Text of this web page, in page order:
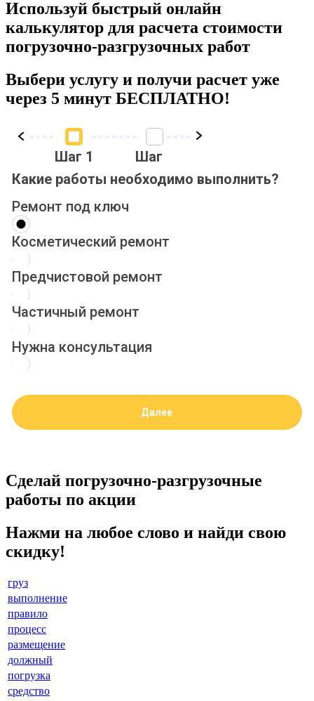
Используй быстрый онлайн
калькулятор для расчета стоимости
погрузочно-разгрузочных работ
Выбери услугу и получи расчет уже
через 5 минут БЕСПЛАТНО!
Шаг 1 Шаг 2
Какие работы необходимо выполнить?
Ремонт под ключ
Косметический ремонт
Предчистовой ремонт
Частичный ремонт
Нужна консультация
Сделай погрузочно-разгрузочные
работы по акции
Нажми на любое слово и найди свою
скидку!
груз
выполнение
правило
процесс
размещение
должный
погрузка
средство